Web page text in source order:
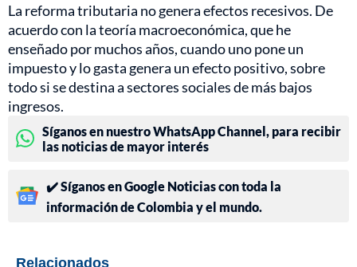
La reforma tributaria no genera efectos recesivos. De
acuerdo con la teoría macroeconómica, que he
enseñado por muchos años, cuando uno pone un
impuesto y lo gasta genera un efecto positivo, sobre
todo si se destina a sectores sociales de más bajos
ingresos.
Síganos en nuestro WhatsApp Channel, para recibir
las noticias de mayor interés
✔️ Síganos en Google Noticias con toda la
información de Colombia y el mundo.
Relacionados